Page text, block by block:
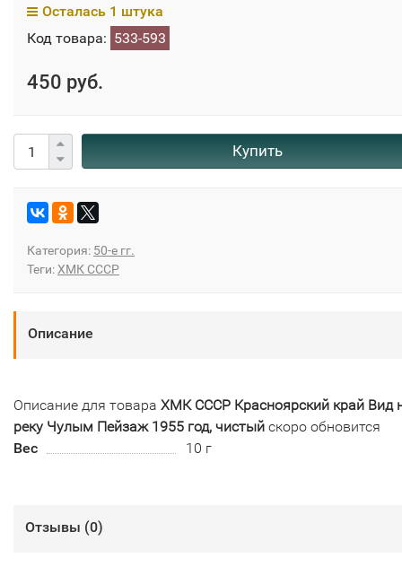
Осталась 1 штука
Код товара: 533-593
450 руб.
Купить
Категория: 50-е гг.
Теги:ХМК СССР
Описание
Описание для товара ХМК СССР Красноярский край Вид
реку Чулым Пейзаж 1955 год, чистый скоро обновится
Вес
10 г
Отзывы (0)